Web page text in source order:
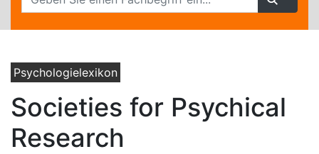
Psychologielexikon
Societies for Psychical
Research